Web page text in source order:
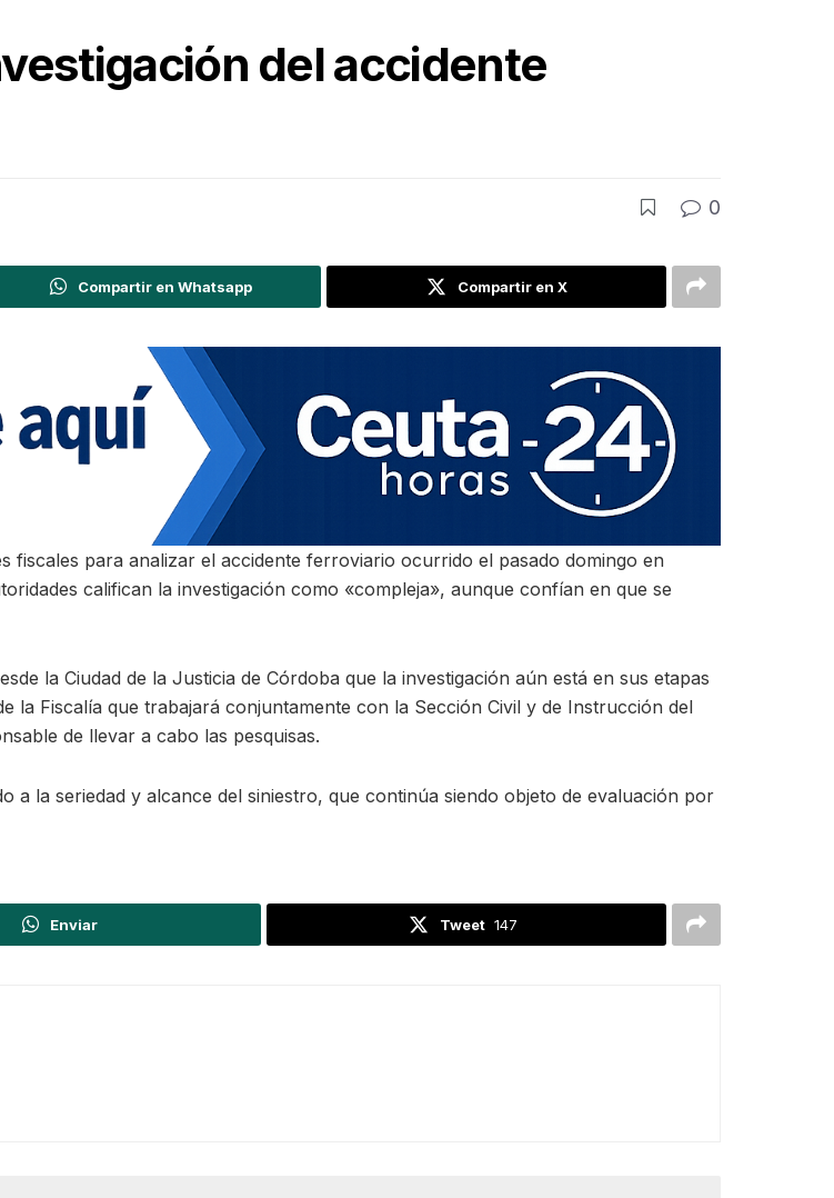
del accidente
0
Compartir en Whatsapp Compartir en X
fiscales para analizar el accidente ferroviario ocurrido el pasado domingo en
califican la investigación como «compleja», aunque confían en que se
la Ciudad de la Justicia de Córdoba que la investigación aún está en sus etapas
la Fiscalía que trabajará conjuntamente con la Sección Civil y de Instrucción del
de llevar a cabo las pesquisas.
a la seriedad y alcance del siniestro, que continúa siendo objeto de evaluación por
Enviar Tweet 147